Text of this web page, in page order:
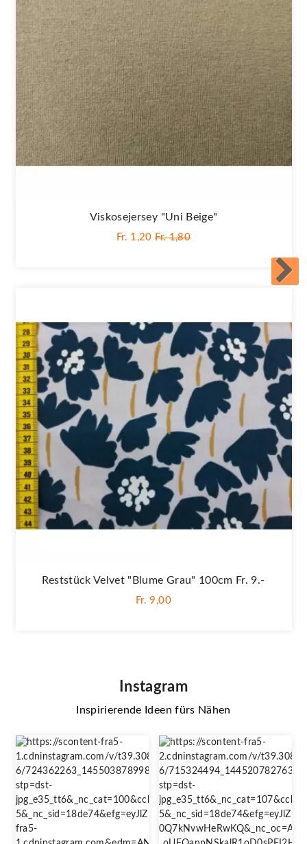
Viskosejersey "Uni Beige"
Fr. 1,20 Fr. 1,80
Reststück Velvet "Blume Grau" 100cm Fr. 9.-
Fr. 9,00
Instagram
Inspirierende Ideen fürs Nähen